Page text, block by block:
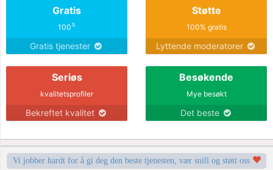
Gratis
100%
Gratis tjenester
Støtte
100% gratis
Lyttende moderatorer
Seriøs
kvalitetsprofiler
Bekreftet kvalitet
Besøkende
Mye besøkt
Det beste
Vi jobber hardt for å gi deg den beste tjenesten, vær snill og støtt oss